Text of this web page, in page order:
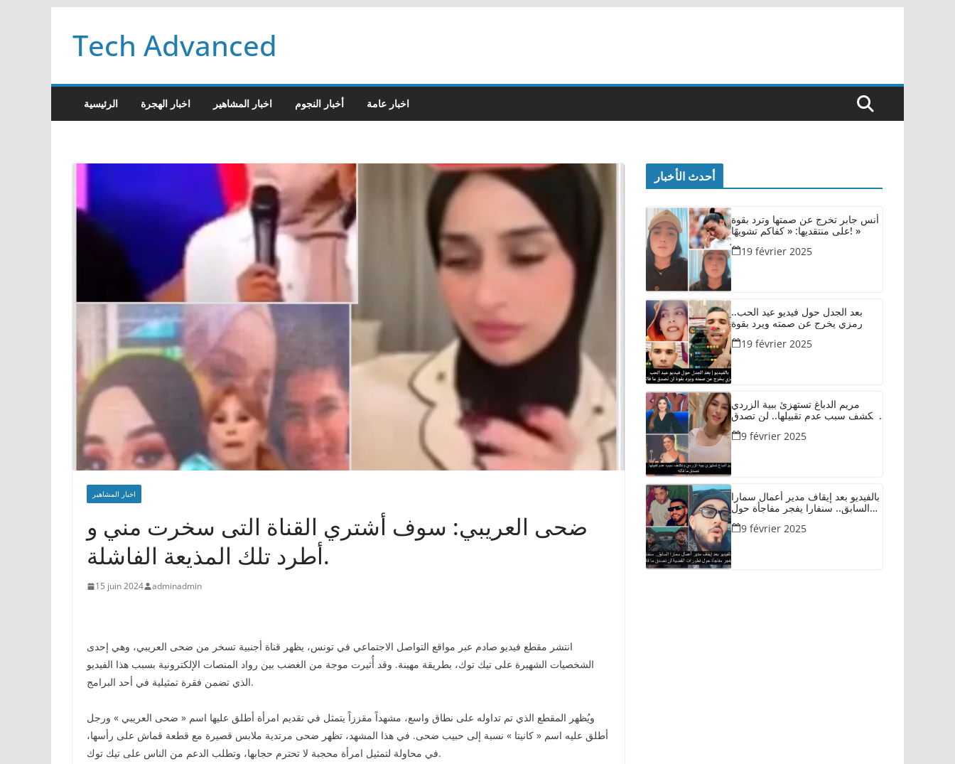
contenu
Tech Advanced
الرئيسية اخبار الهجرة اخبار المشاهير أخبار النجوم اخبار عامة
اخبار المشاهير
ضحى العريبي: سوف أشتري القناة التى سخرت مني و
أطرد تلك المذيعة الفاشلة.
15 juin 2024 adminadmin
انتشر مقطع فيديو صادم عبر مواقع التواصل الاجتماعي في تونس، يظهر قناة أجنبية تسخر من ضحى العريبي، وهي إحدى
الشخصيات الشهيرة على تيك توك، بطريقة مهينة. وقد أُثيرت موجة من الغضب بين رواد المنصات الإلكترونية بسبب هذا الفيديو
الذي تضمن فقرة تمثيلية في أحد البرامج.
ويُظهر المقطع الذي تم تداوله على نطاق واسع، مشهداً مقززاً يتمثل في تقديم امرأة أطلق عليها اسم « ضحى العريبي » ورجل
أطلق عليه اسم « كانيتا » نسبة إلى حبيب ضحى. في هذا المشهد، تظهر ضحى مرتدية ملابس قصيرة مع قطعة قماش على رأسها،
في محاولة لتمثيل امرأة محجبة لا تحترم حجابها، وتطلب الدعم من الناس على تيك توك.
أحدث الأخبار
أنس جابر تخرج عن صمتها وترد بقوة
على منتقديها: « كفاكم تشويهًا! »
19 février 2025
بعد الجدل حول فيديو عيد الحب..
رمزي يخرج عن صمته ويرد بقوة
19 février 2025
مريم الدباغ تستهزئ ببية الزردي
وتكشف سبب عدم تقبيلها.. لن تصدق
ما قالته
9 février 2025
بالفيديو بعد إيقاف مدير أعمال سمارا
السابق.. سنفارا يفجر مفاجأة حول
تطورات القضية لن تصدق ما قاله
9 février 2025